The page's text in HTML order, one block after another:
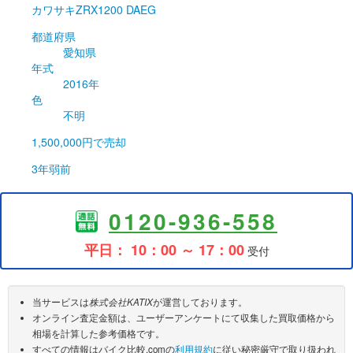
カワサキZRX1200 DAEG
都道府県
愛知県
年式
2016年
色
不明
1,500,000円で売却
3年弱前
0120-936-558
平日： 10：00 ～ 17：00受付
当サービスは株式会社KATIXが運営しております。
オンライン査定金額は、ユーザーアンケートにて収集した買取価格から
相場を計算した参考価格です。
すべての情報はバイク比較.comの利用規約に従い秘密厳守で取り扱われ